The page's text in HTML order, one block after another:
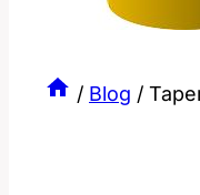
/ Blog /